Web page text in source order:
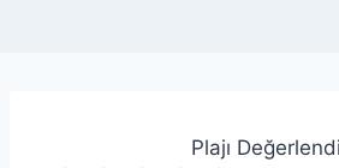
Plajı